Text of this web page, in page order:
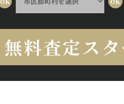
無料査定ス